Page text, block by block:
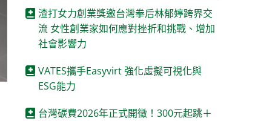
渣打女力創業獎邀台灣拳后林郁婷跨界交
流 女性創業家如何應對挫折和挑戰、增加
社會影響力
VATES攜手Easyvirt 強化虛擬可視化與
ESG能力
台灣碳費2026年正式開徵！300元起跳＋